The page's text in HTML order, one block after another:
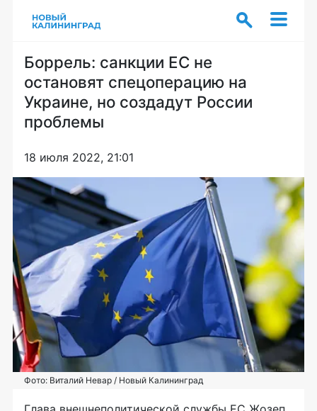
Боррель: санкции ЕС не
остановят спецоперацию на
Украине, но создадут России
проблемы
18 июля 2022, 21:01
Фото: Виталий Невар / Новый Калининград